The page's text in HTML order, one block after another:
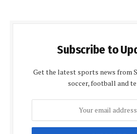
Subscribe to
Get the latest sports news from
soccer, football and